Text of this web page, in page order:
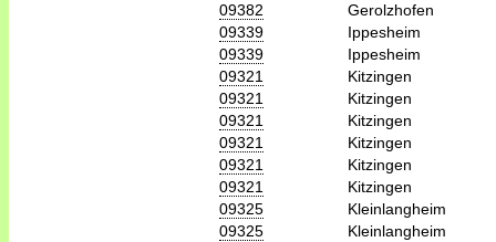
09382
Gerolzhofen
09339
Ippesheim
09339
Ippesheim
09321
Kitzingen
09321
Kitzingen
09321
Kitzingen
09321
Kitzingen
09321
Kitzingen
09321
Kitzingen
09325
Kleinlangheim
09325
Kleinlangheim